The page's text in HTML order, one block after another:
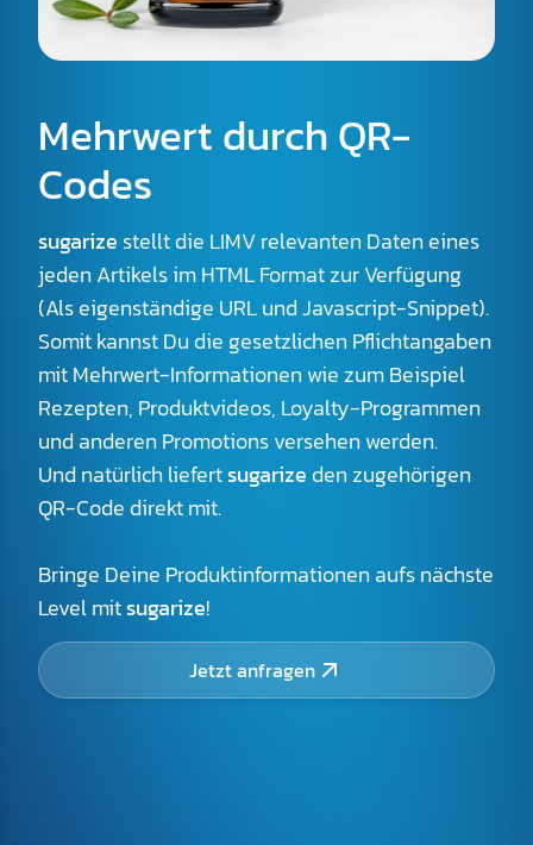
Mehrwert durch QR-
Codes
sugarize stellt die LIMV relevanten Daten eines
jeden Artikels im HTML Format zur Verfügung
(Als eigenständige URL und Javascript-Snippet).
Somit kannst Du die gesetzlichen Pflichtangaben
mit Mehrwert-Informationen wie zum Beispiel
Rezepten, Produktvideos, Loyalty-Programmen
und anderen Promotions versehen werden.
Und natürlich liefertsugarize den zugehörigen
QR-Code direkt mit.
Bringe Deine Produktinformationen aufs nächste
Level mitsugarize!
Jetzt anfragen